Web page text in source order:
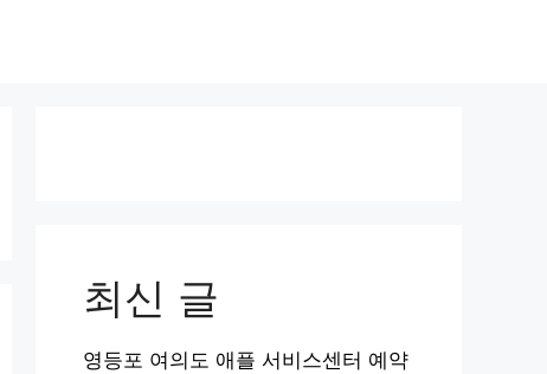
최신 글
영등포 여의도 애플 서비스센터 예약